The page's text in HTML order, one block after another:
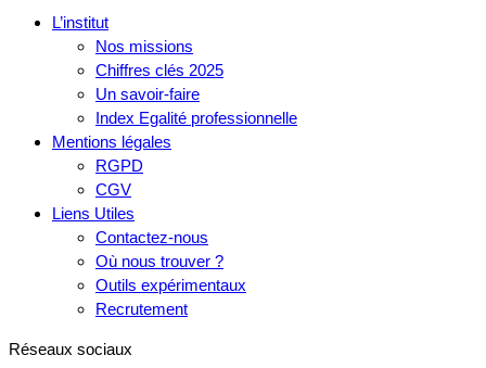
L’institut
Nos missions
Chiffres clés 2025
Un savoir-faire
Index Egalité professionnelle
Mentions légales
RGPD
CGV
Liens Utiles
Contactez-nous
Où nous trouver ?
Outils expérimentaux
Recrutement
Réseaux sociaux